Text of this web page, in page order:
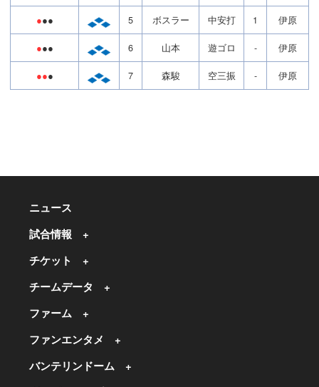
●●● 5 ボスラー 中安打 1 伊原
●●● 6 山本 遊ゴロ - 伊原
●●● 7 森駿 空三振 - 伊原
ニュース
試合情報
チケット
チームデータ
ファーム
ファンエンタメ
バンテリンドーム